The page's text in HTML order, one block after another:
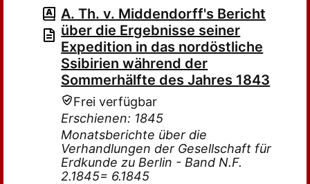
A. Th. v. Middendorff's Bericht
über die Ergebnisse seiner
Expedition in das nordöstliche
Ssibirien während der
Sommerhälfte des Jahres 1843
Frei verfügbar
Erschienen: 1845
Monatsberichte über die
Verhandlungen der Gesellschaft für
Erdkunde zu Berlin - Band N.F.
2.1845= 6.1845